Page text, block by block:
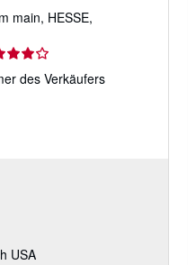
main, HESSE,
des Verkäufers
USA